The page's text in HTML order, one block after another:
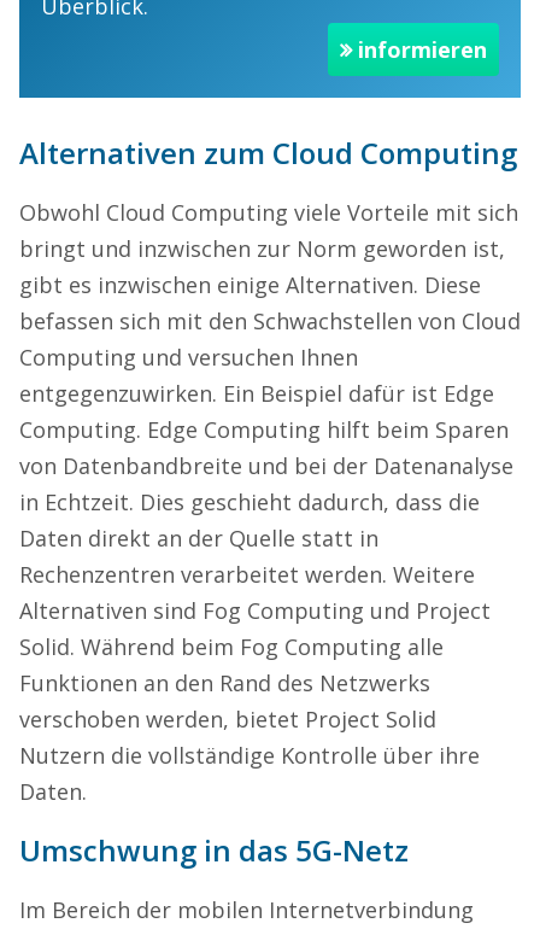
informieren
Alternativen zum Cloud Computing
Obwohl Cloud Computing viele Vorteile mit sich
bringt und inzwischen zur Norm geworden ist,
gibt es inzwischen einige Alternativen. Diese
befassen sich mit den Schwachstellen von Cloud
Computing und versuchen Ihnen
entgegenzuwirken. Ein Beispiel dafür ist Edge
Computing. Edge Computing hilft beim Sparen
von Datenbandbreite und bei der Datenanalyse
in Echtzeit. Dies geschieht dadurch, dass die
Daten direkt an der Quelle statt in
Rechenzentren verarbeitet werden. Weitere
Alternativen sind Fog Computing und Project
Solid. Während beim Fog Computing alle
Funktionen an den Rand des Netzwerks
verschoben werden, bietet Project Solid
Nutzern die vollständige Kontrolle über ihre
Daten.
Umschwung in das 5G-Netz
Im Bereich der mobilen Internetverbindung